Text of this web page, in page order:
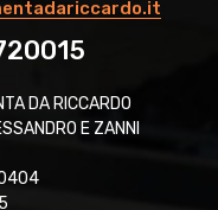
DA RICCARDO
E ZANNI